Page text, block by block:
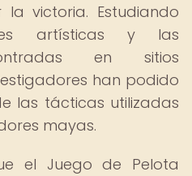
victoria. Estudiando
artísticas y las
en sitios
han podido
las tácticas utilizadas
mayas.
el Juego de Pelota